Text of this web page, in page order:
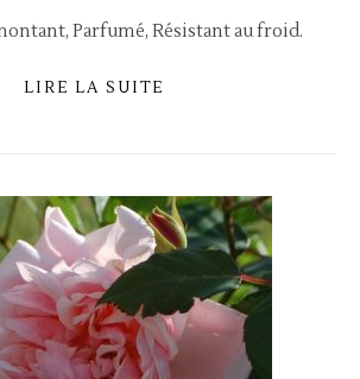
Parfumé, Résistant au froid.
LIRE LA SUITE